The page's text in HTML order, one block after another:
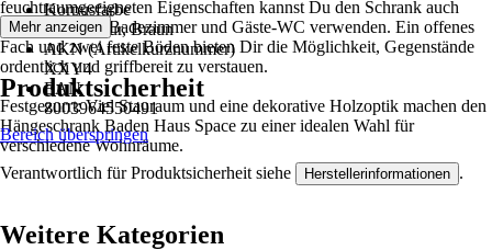
Korpusfarbe
Eiche natur, Braun
AKN (Artikelkurznummer)
XXY4
EAN
8003964550491
feuchtraumgeeigneten Eigenschaften kannst Du den Schrank auch
bedenkenlos in Badezimmer und Gäste-WC verwenden. Ein offenes
Fach und zwei feste Böden bieten Dir die Möglichkeit, Gegenstände
ordentlich und griffbereit zu verstauen.
Festgezurrt: Viel Stauraum und eine dekorative Holzoptik machen den
Hängeschrank Baden Haus Space zu einer idealen Wahl für
verschiedene Wohnräume.
Mehr anzeigen
Produktsicherheit
Bereich überspringen
Verantwortlich für Produktsicherheit siehe Herstellerinformationen .
Weitere Kategorien